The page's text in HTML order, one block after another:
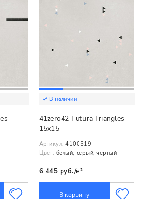
В наличии
41zero42 Futura Triangles
15x15
Артикул: 4100519
Цвет: белый, серый, черный
6 445 руб./м²
В корзину